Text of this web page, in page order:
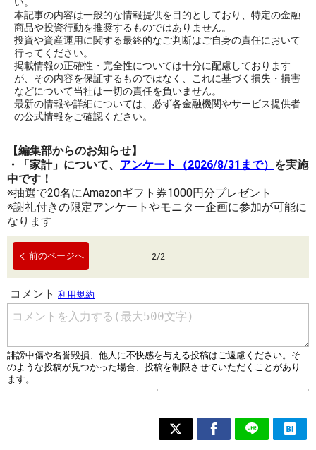
本記事の内容は一般的な情報提供を目的としており、特定の金融
商品や投資行動を推奨するものではありません。
投資や資産運用に関する最終的なご判断はご自身の責任において
行ってください。
掲載情報の正確性・完全性については十分に配慮しております
が、その内容を保証するものではなく、これに基づく損失・損害
などについて当社は一切の責任を負いません。
最新の情報や詳細については、必ず各金融機関やサービス提供者
の公式情報をご確認ください。
【編集部からのお知らせ】
・「家計」について、 アンケート（2026/8/31まで） を実施
中です！
※抽選で20名にAmazonギフト券1000円分プレゼント
※謝礼付きの限定アンケートやモニター企画に参加が可能に
なります
前のページへ 2/2